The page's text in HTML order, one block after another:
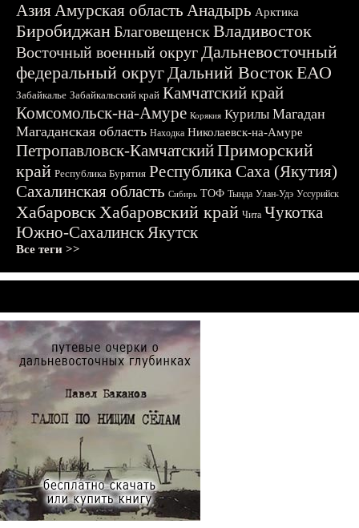
АзияАмурская область Анадырь Арктика
БиробиджанБлаговещенскВладивосток
Восточный военный округДальневосточный
федеральный округДальний ВостокЕАО
Забайкалье Забайкальский край Камчатский край
Комсомольск-на-Амуре Корякия Курилы Магадан
Магаданская область Находка Николаевск-на-Амуре
Петропавловск-КамчатскийПриморский
край Республика Бурятия Республика Саха (Якутия)
Сахалинская область Сибирь ТОФ Тында Улан-Удэ Уссурийск
ХабаровскХабаровский край Чита Чукотка
Южно-СахалинскЯкутск
Все теги >>